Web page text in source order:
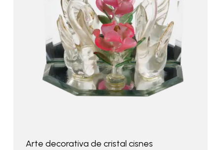
Arte decorativa de cristal cisnes